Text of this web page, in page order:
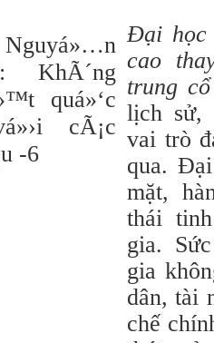
Đại học
cao
trung
lịch sử,
vai trò
qua.
mặt,
thái
gia.
gia
dân, tài
chế